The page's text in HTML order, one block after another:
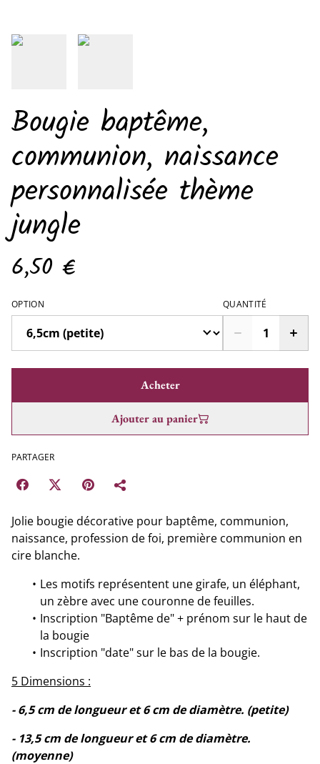
Bougie baptême,
communion, naissance
personnalisée thème
jungle
6,50 €
OPTION QUANTITÉ
Acheter
Ajouter au panier
PARTAGER
Jolie bougie décorative pour baptême, communion,
naissance, profession de foi, première communion en
cire blanche.
Les motifs représentent une girafe, un éléphant,
un zèbre avec une couronne de feuilles.
Inscription "Baptême de" + prénom sur le haut de
la bougie
Inscription "date" sur le bas de la bougie.
5 Dimensions :
- 6,5 cm de longueur et 6 cm de diamètre. (petite)
- 13,5 cm de longueur et 6 cm de diamètre.
(moyenne)